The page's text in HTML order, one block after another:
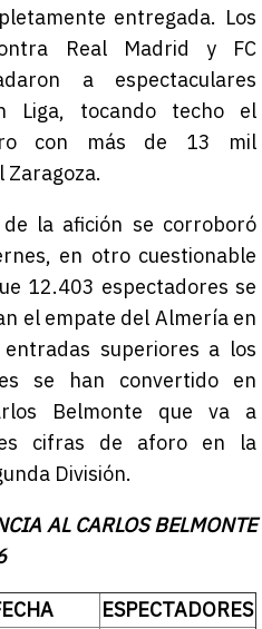
entregada. Los
Real Madrid y FC
a espectaculares
Liga, tocando techo el
con más de 13 mil
la afición se corroboró
en otro cuestionable
12.403 espectadores se
el empate del Almería en
superiores a los
se han convertido en
Belmonte que va a
cifras de aforo en la
División.
AL CARLOS BELMONTE
ESPECTADORES